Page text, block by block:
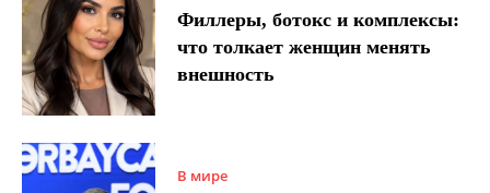
Филлеры, ботокс и комплексы:
что толкает женщин менять
внешность
В мире